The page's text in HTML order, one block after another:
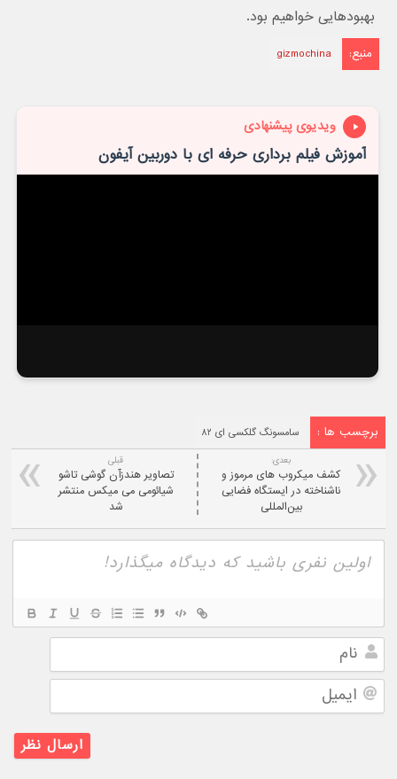
بهبودهایی خواهیم بود.
منبع: gizmochina
ویدیوی پیشنهادی
آموزش فیلم برداری حرفه ای با دوربین آیفون
برچسب ها : سامسونگ گلکسی ای ۸۲
قبلی
تصاویر هندزآن گوشی تاشو
شیائومی می میکس منتشر
شد
بعدی:
کشف میکروب های مرموز و
ناشناخته در ایستگاه فضایی
بین‌المللی
نام
ایمیل